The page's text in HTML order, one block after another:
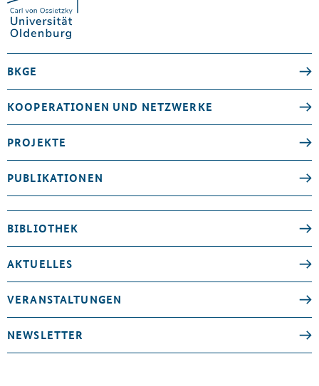
BKGE
KOOPERATIONEN UND NETZWERKE
PROJEKTE
PUBLIKATIONEN
BIBLIOTHEK
AKTUELLES
VERANSTALTUNGEN
NEWSLETTER